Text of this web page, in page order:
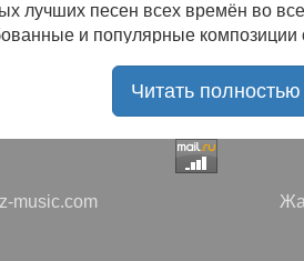
лучших песен всех времён во
и популярные
коллекцию качественной
Самые свежие альбомы
и новые
большой музыкальный
ответственностью
Читать полностью
music.com